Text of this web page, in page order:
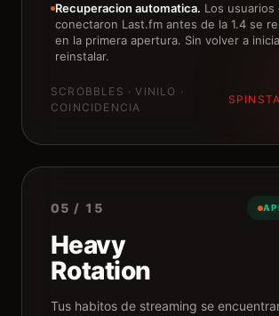
Recuperacion automatica. Los usuarios
conectaron Last.fm antes de la 1.4 se
en la primera apertura. Sin volver a
reinstalar.
SCROBBLES · VINILO ·
COINCIDENCIA
05 / 15
Heavy
Rotation
Tus habitos de streaming se